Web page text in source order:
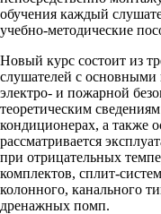
обучения каждый
учебно-методические
Новый курс состоит из
слушателей с
электро- и пожарной
теоретическим
кондиционерах, а также
рассматривается
при отрицательных
комплектов, сплит-
колонного, канального
дренажных помп.